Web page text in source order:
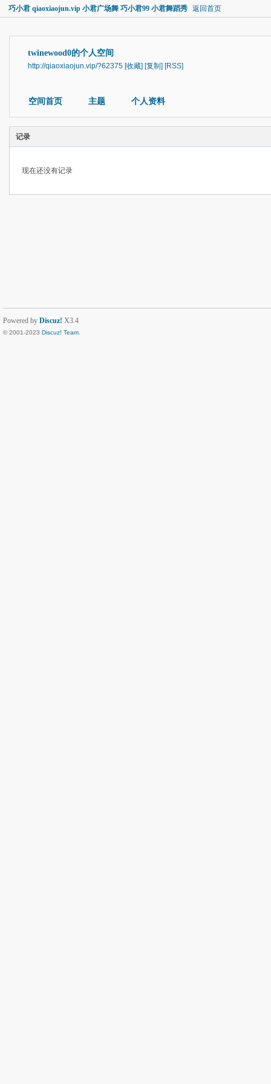
巧小君 qiaoxiaojun.vip 小君广场舞 巧小君99 小君舞蹈秀 返回首页
twinewood0的个人空间
http://qiaoxiaojun.vip/?62375 [收藏] [复制] [RSS]
空间首页 主题 个人资料
记录
现在还没有记录
Powered by Discuz! X3.4
© 2001-2023 Discuz! Team